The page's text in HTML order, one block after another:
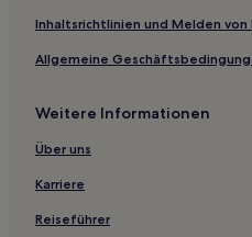
Haustierfreundliche in Glowe
Familien in Greifswald
Haustierfreundliche in
Familien in Altstadt Stralsund
Familien in Klein Zicker
Inhaltsrichtlinien und Melden von
Allgemeine
Weitere Informationen
Über uns
Karriere
Reiseführer